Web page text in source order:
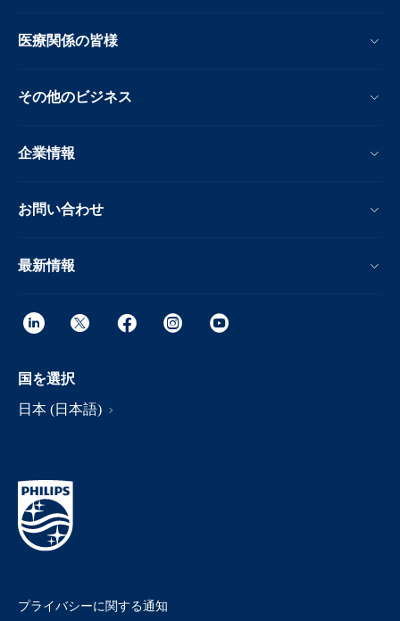
医療関係の皆様
その他のビジネス
企業情報
お問い合わせ
最新情報
国を選択
日本 (日本語)
プライバシーに関する通知